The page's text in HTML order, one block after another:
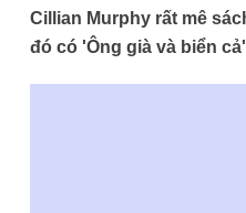
Cillian Murphy rất mê
đó có 'Ông già và biển